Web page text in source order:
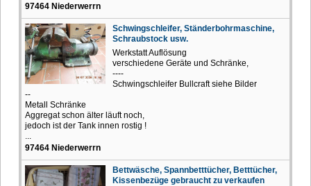
97464 Niederwerrn
Schwingschleifer, Ständerbohrmaschine,
Schraubstock usw.
Werkstatt Auflösung
verschiedene Geräte und Schränke,
----
Schwingschleifer Bullcraft siehe Bilder
--
Metall Schränke
Aggregat schon älter läuft noch,
jedoch ist der Tank innen rostig !
97464 Niederwerrn
Bettwäsche, Spannbetttücher, Betttücher,
Kissenbezüge gebraucht zu verkaufen